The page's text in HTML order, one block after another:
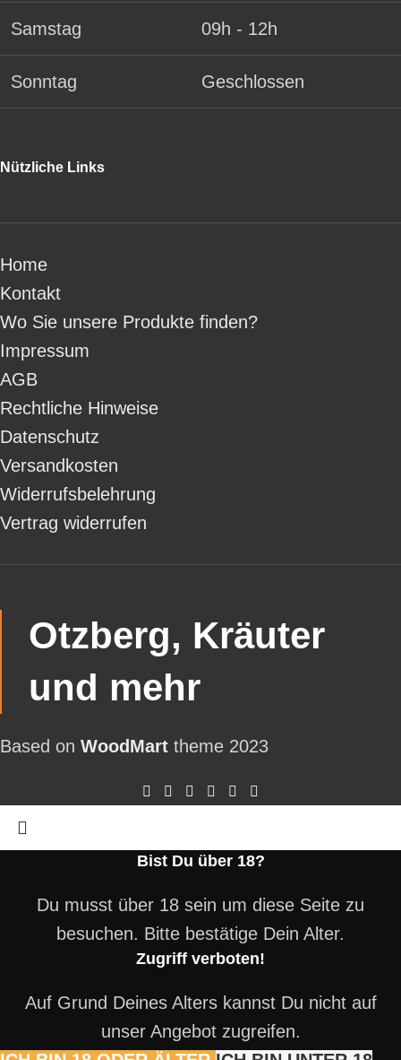
Samstag 09h - 12h
Sonntag Geschlossen
Nützliche Links
Home
Kontakt
Wo Sie unsere Produkte finden?
Impressum
AGB
Rechtliche Hinweise
Datenschutz
Versandkosten
Widerrufsbelehrung
Vertrag widerrufen
Otzberg, Kräuter
und mehr
Based on WoodMart theme 2023
Bist Du über 18?
Du musst über 18 sein um diese Seite zu
besuchen. Bitte bestätige Dein Alter.
Zugriff verboten!
Auf Grund Deines Alters kannst Du nicht auf
unser Angebot zugreifen.